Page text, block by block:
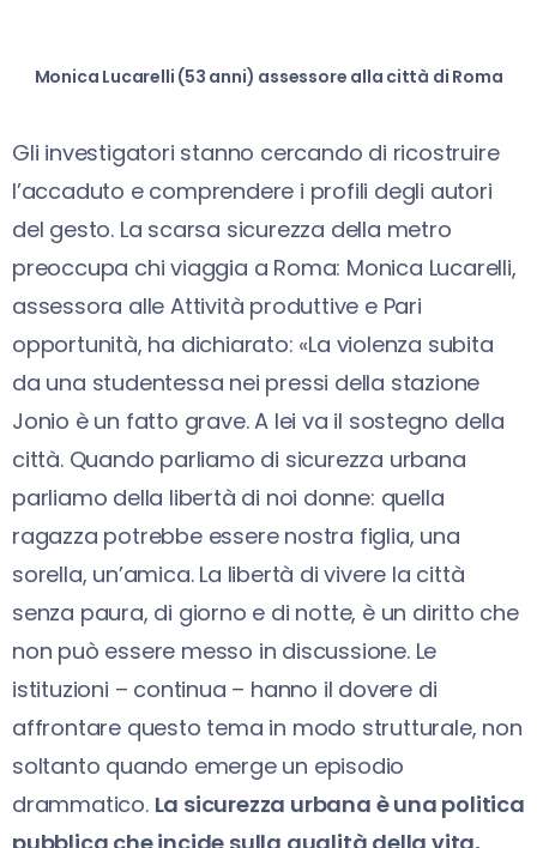
Monica Lucarelli (53 anni) assessore alla città di Roma
Gli investigatori stanno cercando di ricostruire
l’accaduto e comprendere i profili degli autori
del gesto. La scarsa sicurezza della metro
preoccupa chi viaggia a Roma: Monica Lucarelli,
assessora alle Attività produttive e Pari
opportunità, ha dichiarato: «La violenza subita
da una studentessa nei pressi della stazione
Jonio è un fatto grave. A lei va il sostegno della
città. Quando parliamo di sicurezza urbana
parliamo della libertà di noi donne: quella
ragazza potrebbe essere nostra figlia, una
sorella, un’amica. La libertà di vivere la città
senza paura, di giorno e di notte, è un diritto che
non può essere messo in discussione. Le
istituzioni – continua – hanno il dovere di
affrontare questo tema in modo strutturale, non
soltanto quando emerge un episodio
drammatico. La sicurezza urbana è una politica